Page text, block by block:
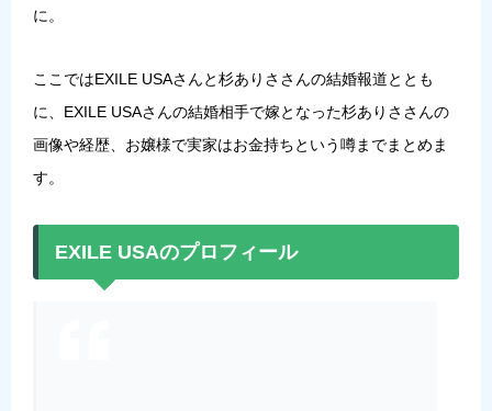
に。
ここではEXILE USAさんと杉ありささんの結婚報道ととも
に、EXILE USAさんの結婚相手で嫁となった杉ありささんの
画像や経歴、お嬢様で実家はお金持ちという噂までまとめま
す。
EXILE USAのプロフィール